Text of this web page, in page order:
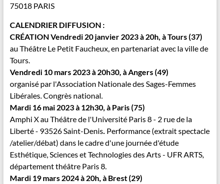
75018 PARIS
CALENDRIER DIFFUSION :
CRÉATION Vendredi 20 janvier 2023 à 20h, à Tours (37)
au Théâtre Le Petit Faucheux, en partenariat avec la ville de
Tours.
Vendredi 10 mars 2023 à 20h30, à Angers (49)
organisé par l'Association Nationale des Sages-Femmes
Libérales. Congrès national.
Mardi 16 mai 2023 à 12h30, à Paris (75)
Amphi X au Théâtre de l'Université Paris 8 - 2 rue de la
Liberté - 93526 Saint-Denis. Performance (extrait spectacle
/atelier/débat) dans le cadre d'une journée d'étude
Esthétique, Sciences et Technologies des Arts - UFR ARTS,
département théâtre Paris 8.
Mardi 19 mars 2024 à 20h, à Brest (29)